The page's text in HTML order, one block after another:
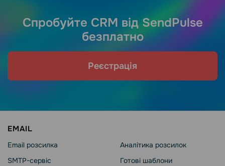
Спробуйте CRM від SendPulse
безплатно
Реєстрація
EMAIL
Email розсилка
SMTP-сервіс
Аналітика розсилок
Готові шаблони